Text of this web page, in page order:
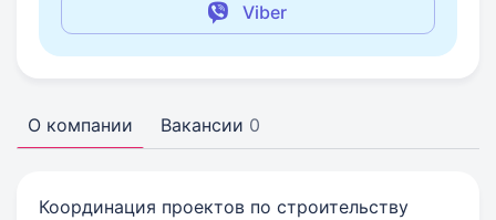
Viber
О компании Вакансии 0
Координация проектов по строительству